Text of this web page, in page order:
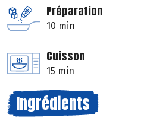
Préparation
10 min
Cuisson
15 min
Ingrédients